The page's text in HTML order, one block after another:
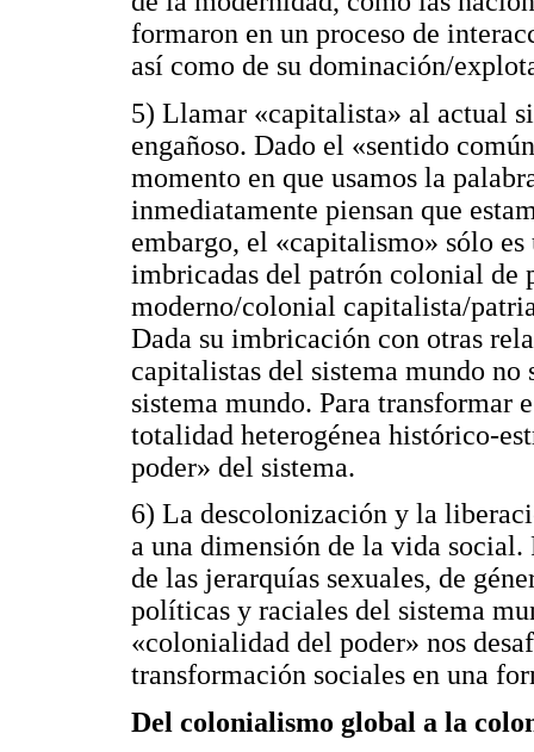
formaron en un proceso de
así como de su dominación/
5) Llamar «capitalista» al actual
engañoso. Dado el «sentido
momento en que usamos la
inmediatamente piensan que
embargo, el «capitalismo» sólo
imbricadas del patrón colonial de
moderno/colonial capitalista/
Dada su imbricación con otras
capitalistas del sistema mundo
sistema mundo. Para transformar
totalidad heterogénea histórico-
poder» del sistema.
6) La descolonización y la
a una dimensión de la vida
de las jerarquías sexuales, de
políticas y raciales del sistema
«colonialidad del poder» nos
transformación sociales en una
Del colonialismo global a la